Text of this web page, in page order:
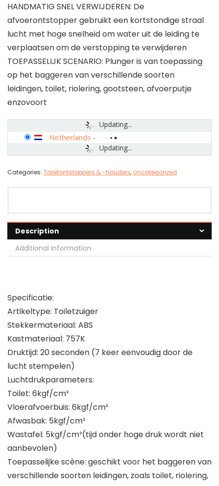
HANDMATIG SNEL VERWIJDEREN: De
afvoerontstopper gebruikt een kortstondige straal
lucht met hoge snelheid om water uit de leiding te
verplaatsen om de verstopping te verwijderen
TOEPASSELIJK SCENARIO: Plunger is van toepassing
op het baggeren van verschillende soorten
leidingen, toilet, riolering, gootsteen, afvoerputje
enzovoort
Updating...
Updating...
Netherlands -
Categories: Toiletontstoppers & -houders,Uncategorized
Description
Additional information
Specificatie:
Artikeltype: Toiletzuiger
Stekkermateriaal: ABS
Kastmateriaal: 757K
Druktijd: 20 seconden (7 keer eenvoudig door de
lucht stempelen)
Luchtdrukparameters:
Toilet: 6kgf/cm²
Vloerafvoerbuis: 6kgf/cm²
Afwasbak: 5kgf/cm²
Wastafel: 5kgf/cm²(tijd onder hoge druk wordt niet
aanbevolen)
Toepasselijke scène: geschikt voor het baggeren van
verschillende soorten leidingen, zoals toilet, riolering,